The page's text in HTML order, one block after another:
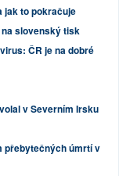
jak to pokračuje
slovenský tisk
ČR je na dobré
v Severním Irsku
přebytečných úmrtí v